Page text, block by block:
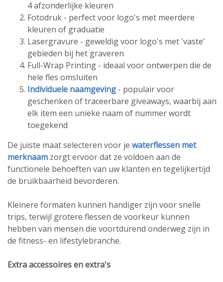
4 afzonderlijke kleuren
Fotodruk - perfect voor logo's met meerdere
kleuren of graduatie
Lasergravure - geweldig voor logo's met 'vaste'
gebieden bij het graveren
Full-Wrap Printing - ideaal voor ontwerpen die de
hele fles omsluiten
Individuele naamgeving - populair voor
geschenken of traceerbare giveaways, waarbij aan
elk item een unieke naam of nummer wordt
toegekend
De juiste maat selecteren voor je waterflessen met
merknaam zorgt ervoor dat ze voldoen aan de
functionele behoeften van uw klanten en tegelijkertijd
de bruikbaarheid bevorderen.
Kleinere formaten kunnen handiger zijn voor snelle
trips, terwijl grotere flessen de voorkeur kunnen
hebben van mensen die voortdurend onderweg zijn in
de fitness- en lifestylebranche.
Extra accessoires en extra's